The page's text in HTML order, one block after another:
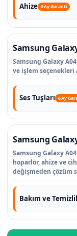
Ahize 6 Ay Garanti
Samsung
Samsung Galaxy
ve işlem
Ses Tuşları 6 Ay
Samsung
Samsung Galaxy
hoparlör, ahize ve
değişmeden çözüm
Bakım ve